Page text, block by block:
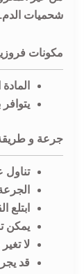
شحميات الدم.
مكونات
يتوافر
جرعة و طريقة
تناول
ابتلع
يمكن
لا
قد